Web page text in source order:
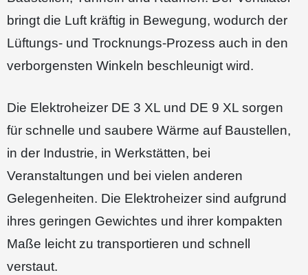
bringt die Luft kräftig in Bewegung, wodurch der
Lüftungs- und Trocknungs-Prozess auch in den
verborgensten Winkeln beschleunigt wird.
Die Elektroheizer DE 3 XL und DE 9 XL sorgen
für schnelle und saubere Wärme auf Baustellen,
in der Industrie, in Werkstätten, bei
Veranstaltungen und bei vielen anderen
Gelegenheiten. Die Elektroheizer sind aufgrund
ihres geringen Gewichtes und ihrer kompakten
Maße leicht zu transportieren und schnell
verstaut.